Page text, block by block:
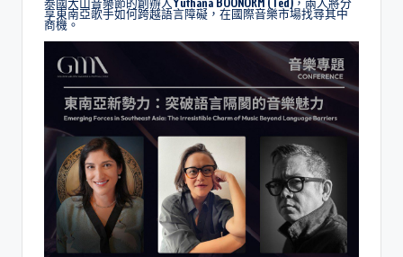
泰國大山音樂節的創辦人Yuthana BOONORM (Ted)，兩人將分
享東南亞歌手如何跨越語言障礙，在國際音樂市場找尋其中
商機。